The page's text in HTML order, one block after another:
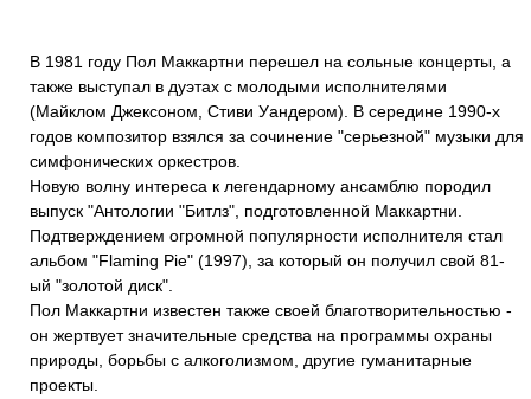
В 1981 году Пол Маккартни перешел на сольные концерты, а
также выступал в дуэтах с молодыми исполнителями
(Майклом Джексоном, Стиви Уандером). В середине 1990-х
годов композитор взялся за сочинение "серьезной" музыки для
симфонических оркестров.
Новую волну интереса к легендарному ансамблю породил
выпуск "Антологии "Битлз", подготовленной Маккартни.
Подтверждением огромной популярности исполнителя стал
альбом "Flaming Pie" (1997), за который он получил свой 81-
ый "золотой диск".
Пол Маккартни известен также своей благотворительностью -
он жертвует значительные средства на программы охраны
природы, борьбы с алкоголизмом, другие гуманитарные
проекты.